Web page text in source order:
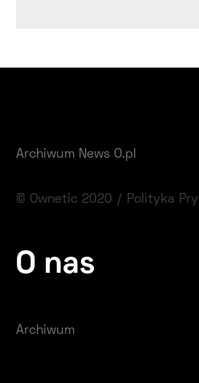
Archiwum News O.pl
© Ownetic 2020 / Polityka
O nas
Archiwum